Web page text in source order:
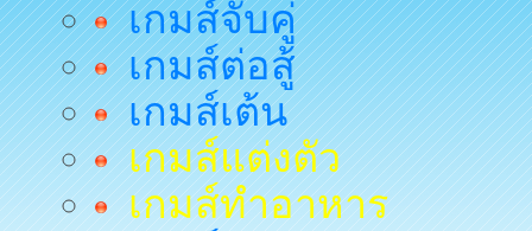
เกมส์จับคู่
เกมส์ต่อสู้
เกมส์เต้น
เกมส์แต่งตัว
เกมส์ทำอาหาร